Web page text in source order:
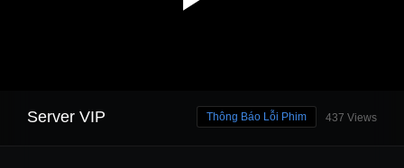
Server VIP 437 Views
Thông Báo Lỗi Phim